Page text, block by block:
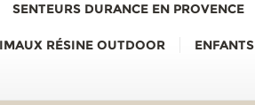
SENTEURS DURANCE EN PROVENCE
RÉSINE OUTDOOR ENFANTS